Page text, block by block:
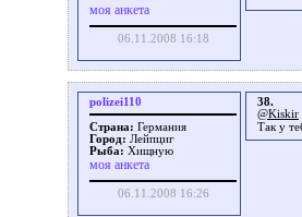
моя анкета
06.11.2008 16:18
polizei110
Страна: Германия
Город: Лейпциг
Рыба: Хищную
моя анкета
06.11.2008 16:26
38.
@Kiskir
Так у